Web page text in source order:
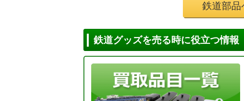
鉄道部品
鉄道グッズを売る時に役立つ情報